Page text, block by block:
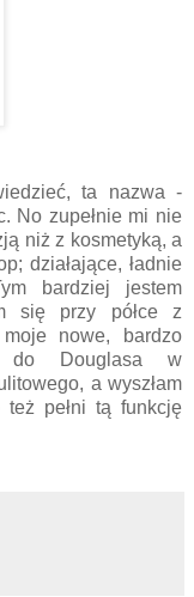
ta nazwa -
No zupełnie mi nie
niż z kosmetyką, a
działające, ładnie
bardziej jestem
się przy półce z
nowe, bardzo
do Douglasa w
a wyszłam
pełni tą funkcję